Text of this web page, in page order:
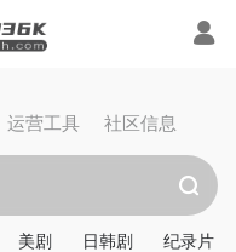
运营工具 社区信息
美剧 日韩剧 纪录片